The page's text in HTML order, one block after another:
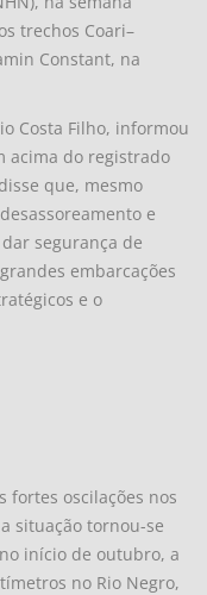
trechos Coari–
Constant, na
Costa Filho, informou
acima do registrado
que, mesmo
e
segurança de
embarcações
e o
fortes oscilações nos
situação tornou-se
início de outubro, a
no Rio Negro,